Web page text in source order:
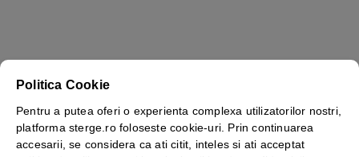
Politica Cookie
Pentru a putea oferi o experienta complexa utilizatorilor nostri,
platforma sterge.ro foloseste cookie-uri. Prin continuarea
accesarii, se considera ca ati citit, inteles si ati acceptat